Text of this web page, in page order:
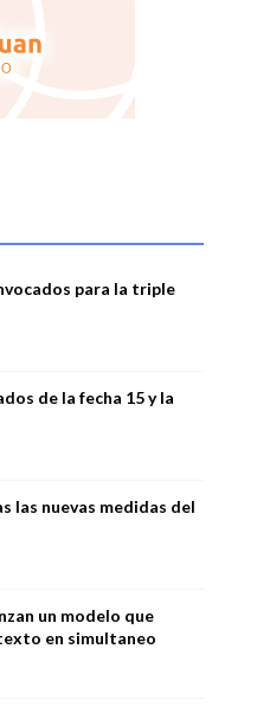
para la triple
de la fecha 15 y la
las nuevas medidas del
un modelo que
en simultaneo